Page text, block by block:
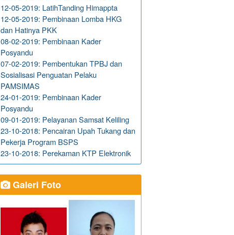
12-05-2019: LatihTanding Himappta
12-05-2019: Pembinaan Lomba HKG
dan Hatinya PKK
08-02-2019: Pembinaan Kader
Posyandu
07-02-2019: Pembentukan TPBJ dan
Sosialisasi Penguatan Pelaku
PAMSIMAS
24-01-2019: Pembinaan Kader
Posyandu
09-01-2019: Pelayanan Samsat Keliling
23-10-2018: Pencairan Upah Tukang dan
Pekerja Program BSPS
23-10-2018: Perekaman KTP Elektronik
Galeri Foto